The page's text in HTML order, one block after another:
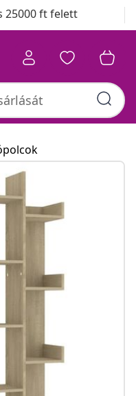
25000 ft felett